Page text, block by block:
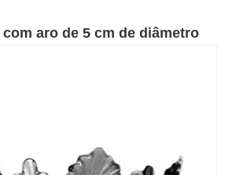
aro de 5 cm de diâmetro